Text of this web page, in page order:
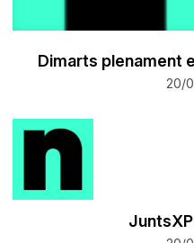
Dimarts plenament
20/